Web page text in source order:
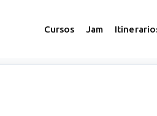
Cursos Jam